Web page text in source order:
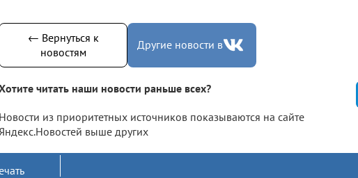
← Вернуться к
новостям
Другие новости в
читать наши новости раньше всех?
Новости из приоритетных источников показываются на сайте
Яндекс.Новостей выше других